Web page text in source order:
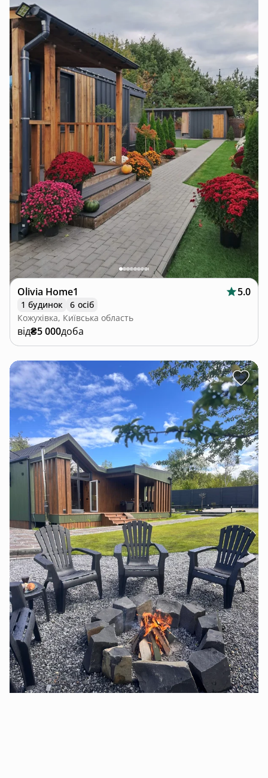
Olivia Home1 5.0
1 будинок
6 осіб
Кожухівка, Київська область
від₴5 000доба